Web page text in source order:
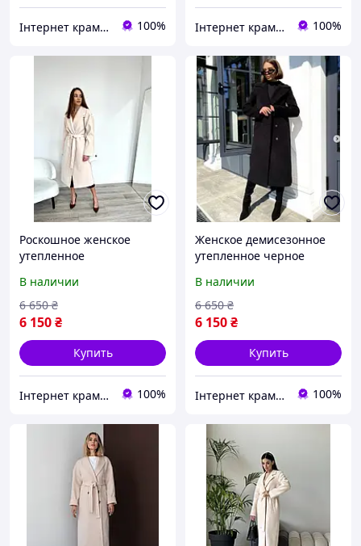
Інтернет крамничка "Nika Star" 100% Інтернет крамничка "Nika Star" 100%
Роскошное женское
утепленное
молочного цвета с
шалевым воротником
В наличии
6 150₴
6 650 ₴
Купить
Інтернет крамничка "Nika Star" 100%
Женское демисезонное
утепленное черное
поясом
В наличии
6 150₴
6 650 ₴
Купить
Інтернет крамничка "Nika Star" 100%